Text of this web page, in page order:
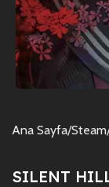
Ana Sayfa Steam
SILENT